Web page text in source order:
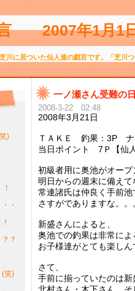
言 2007年1月
川に居ついた仙人達の戯言です。「芝川
)
！
・・
！
？？
(笑)
一ノ瀬さん受難の
2008-3-22 02:48
2008年3月21日
ＴＡＫＥ 釣果：3P
当日ポイント 7Ｐ【仙
初級者用に奥池がオー
明日からの週末に備えて
常連諸氏は仲良く手前
さすがでありますな。。
新盛さんによると、
奥池での釣果は非常に
お子様達がとても楽し
さて、
手前に揃っていたのは